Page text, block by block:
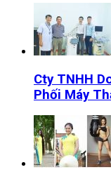
Cty TNHH
Phối Máy